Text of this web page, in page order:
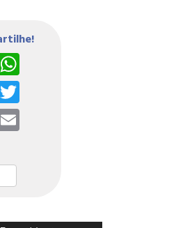
WhatsApp
Twitter
Email